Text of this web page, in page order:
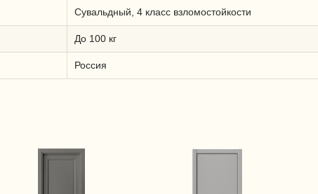
Сувальдный, 4 класс взломостойкости
До 100 кг
Россия